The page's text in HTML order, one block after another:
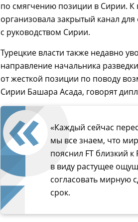
по смягчению позиции в Сирии. К
организовала закрытый канал
с руководством Сирии.
Турецкие власти также недавно
направление начальника
от жесткой позиции по поводу
Сирии Башара Асада, говорят
«Каждый сейчас
мы все знаем, что
пояснил FT близкий
в виду растущее
согласовать мирную
срок.